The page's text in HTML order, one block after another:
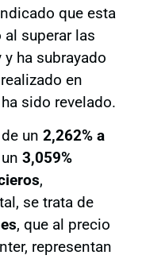
que esta
superar las
ha subrayado
en
sido revelado.
un 2,262% a
3,059%
,
se trata de
, que al precio
representan